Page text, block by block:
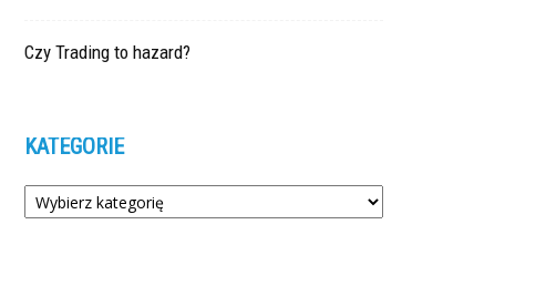
Czy Trading to hazard?
KATEGORIE
Kategorie